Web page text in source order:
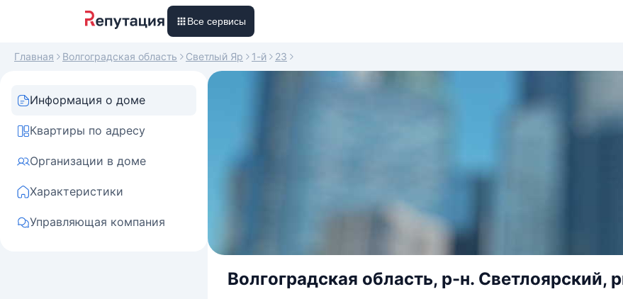
Все сервисы
Главная Волгоградская область Светлый Яр 1-й 23
Информация о доме
Квартиры по адресу
Организации в доме
Характеристики
Управляющая компания
Волгоградская область, р-н. Светлоярский,